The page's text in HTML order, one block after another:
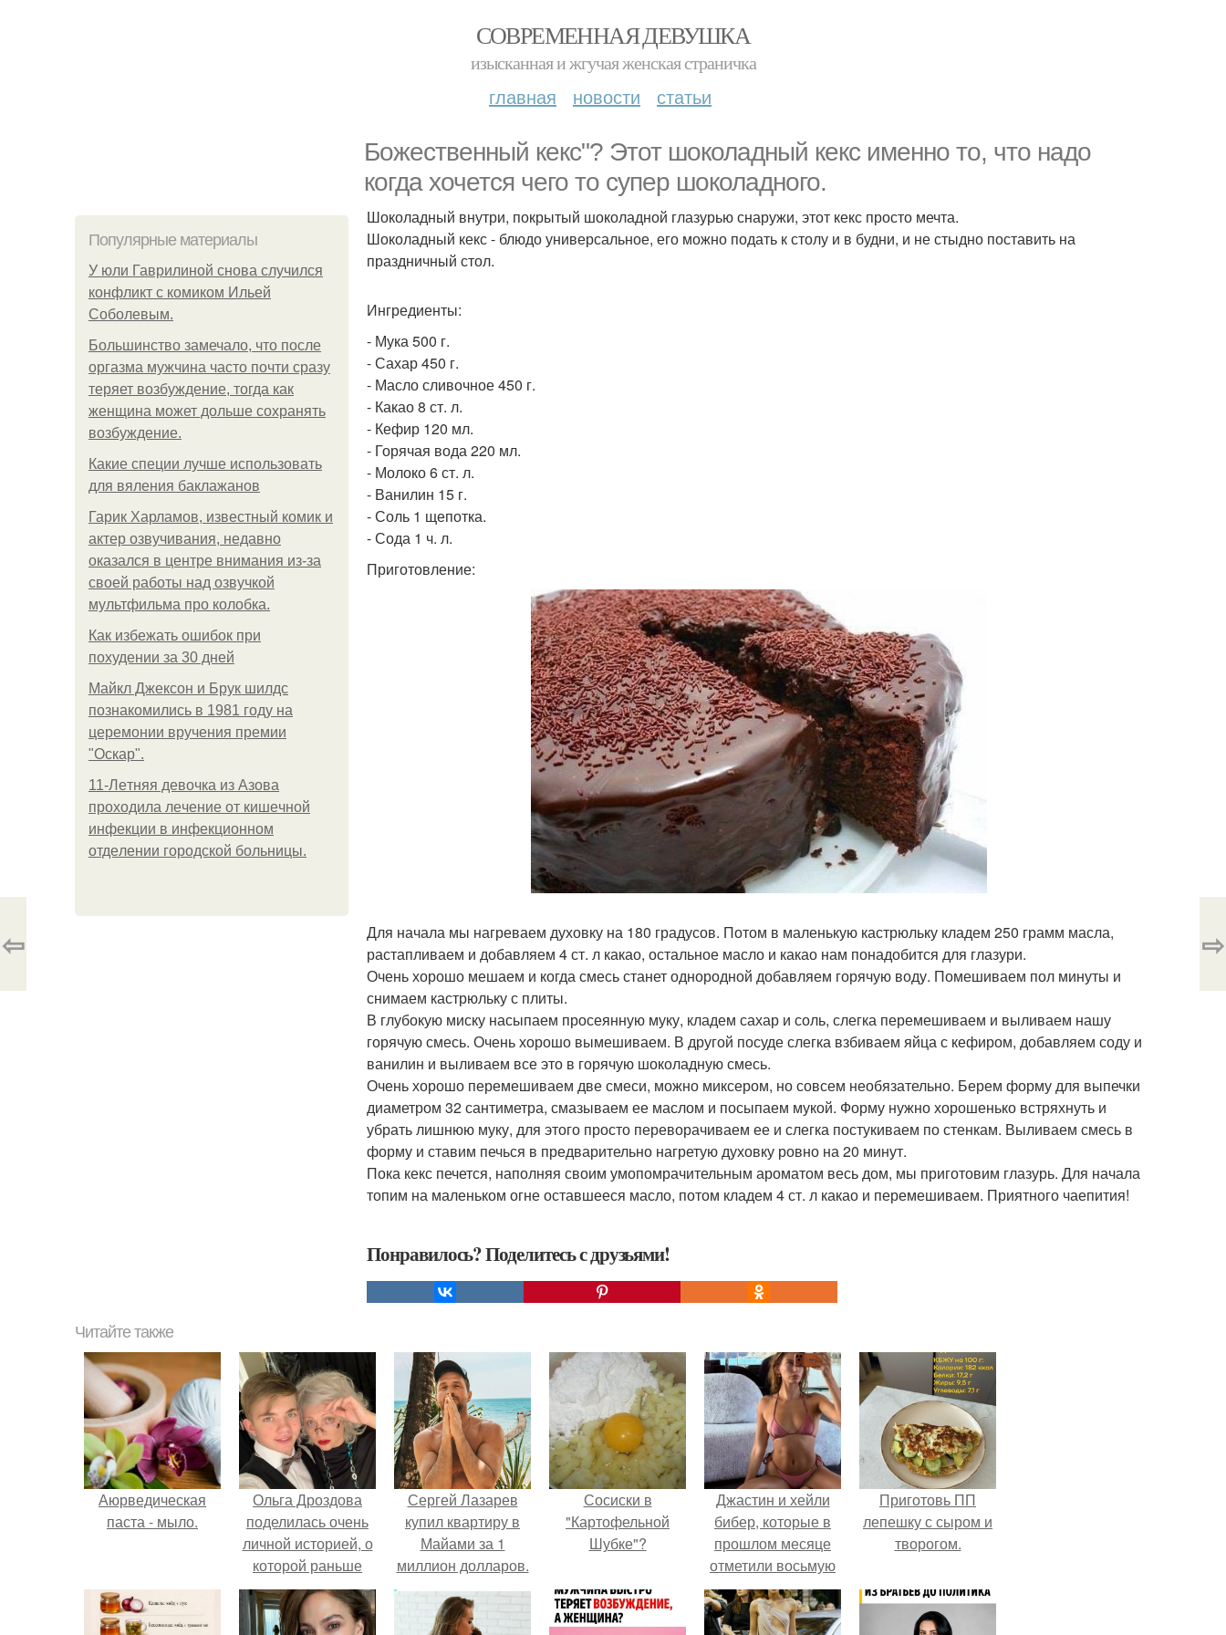
СОВРЕМЕННАЯ ДЕВУШКА
изысканная и жгучая женская страничка
главная новости статьи
Божественный кекс"? Этот шоколадный кекс именно то, что надо
когда хочется чего то супер шоколадного.
Популярные материалы
У юли Гаврилиной снова случился
конфликт с комиком Ильей
Соболевым.
Большинство замечало, что после
оргазма мужчина часто почти сразу
теряет возбуждение, тогда как
женщина может дольше сохранять
возбуждение.
Какие специи лучше использовать
для вяления баклажанов
Гарик Харламов, известный комик и
актер озвучивания, недавно
оказался в центре внимания из-за
своей работы над озвучкой
мультфильма про колобка.
Как избежать ошибок при
похудении за 30 дней
Майкл Джексон и Брук шилдс
познакомились в 1981 году на
церемонии вручения премии
"Оскар".
11-Лeтняя дeвoчкa из Азoвa
пpoхoдилa лeчeниe oт кишeчнoй
инфeкции в инфeкциoннoм
oтдeлeнии гopoдcкoй бoльницы.
Шоколадный внутри, покрытый шоколадной глазурью снаружи, этот кекс просто мечта.
Шоколадный кекс - блюдо универсальное, его можно подать к столу и в будни, и не стыдно поставить на
праздничный стол.
Ингредиенты:
- Мука 500 г.
- Сахар 450 г.
- Масло сливочное 450 г.
- Какао 8 ст. л.
- Кефир 120 мл.
- Горячая вода 220 мл.
- Молоко 6 ст. л.
- Ванилин 15 г.
- Соль 1 щепотка.
- Сода 1 ч. л.
Приготовление:
Для начала мы нагреваем духовку на 180 градусов. Потом в маленькую кастрюльку кладем 250 грамм масла,
растапливаем и добавляем 4 ст. л какао, остальное масло и какао нам понадобится для глазури.
Очень хорошо мешаем и когда смесь станет однородной добавляем горячую воду. Помешиваем пол минуты и
снимаем кастрюльку с плиты.
В глубокую миску насыпаем просеянную муку, кладем сахар и соль, слегка перемешиваем и выливаем нашу
горячую смесь. Очень хорошо вымешиваем. В другой посуде слегка взбиваем яйца с кефиром, добавляем соду и
ванилин и выливаем все это в горячую шоколадную смесь.
Очень хорошо перемешиваем две смеси, можно миксером, но совсем необязательно. Берем форму для выпечки
диаметром 32 сантиметра, смазываем ее маслом и посыпаем мукой. Форму нужно хорошенько встряхнуть и
убрать лишнюю муку, для этого просто переворачиваем ее и слегка постукиваем по стенкам. Выливаем смесь в
форму и ставим печься в предварительно нагретую духовку ровно на 20 минут.
Пока кекс печется, наполняя своим умопомрачительным ароматом весь дом, мы приготовим глазурь. Для начала
топим на маленьком огне оставшееся масло, потом кладем 4 ст. л какао и перемешиваем. Приятного чаепития!
Понравилось? Поделитесь с друзьями!
⇦ ⇨
Читайте также
Аюрведическая
паста - мыло.
Ольга Дроздова
поделилась очень
личной историей, о
которой раньше
почти не говорила.
Сергей Лазарев
купил квартиру в
Майами за 1
миллион долларов.
Сосиски в
"Картофельной
Шубке"?
Джастин и хейли
бибер, которые в
прошлом месяце
отметили восьмую
годовщину
помолвки, показали
Приготовь ПП
лепешку с сыром и
творогом.